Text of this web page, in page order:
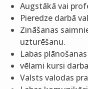
Augstākā vai
Pieredze darbā
Zināšanas
uzturēšanu.
Labas
vēlami kursi
Valsts valodas